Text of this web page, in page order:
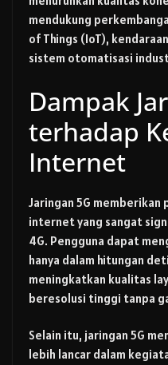
mendukung
of Things (IoT),
sistem otomatisasi
Dampak
terhadap
Internet
Jaringan 5G
internet yang sangat
4G. Pengguna dapat
hanya dalam hitungan
meningkatkan kualitas
beresolusi tinggi tanpa
Selain itu, jaringan 5G
lebih lancar dalam